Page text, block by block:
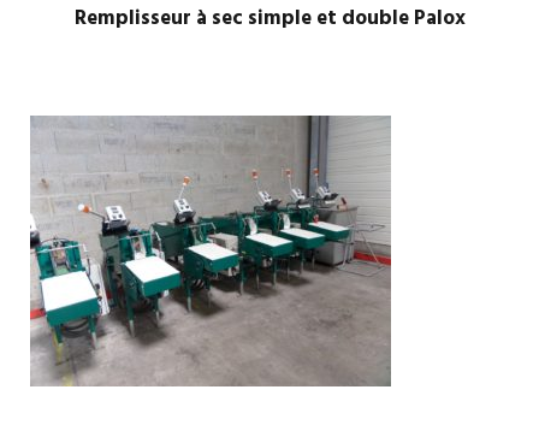
Remplisseur à sec simple et double Palox